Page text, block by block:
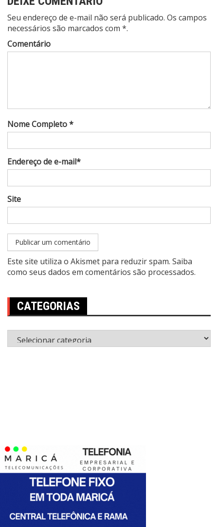
Seu endereço de e-mail não será publicado. Os campos
necessários são marcados com *.
Comentário
Nome Completo *
Endereço de e-mail*
Site
Este site utiliza o Akismet para reduzir spam. Saiba
como seus dados em comentários são processados.
CATEGORIAS
Categorias